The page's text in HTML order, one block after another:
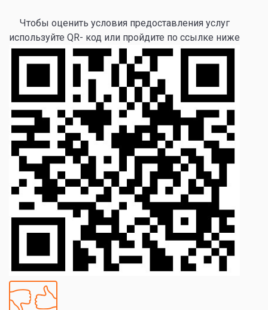
Чтобы оценить условия предоставления услуг
используйте QR- код или пройдите по ссылке ниже